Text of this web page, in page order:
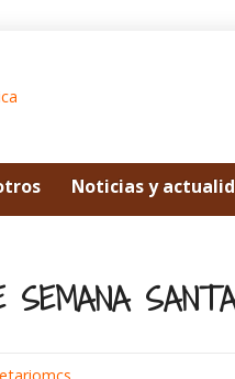
Noticias y
SEMANA